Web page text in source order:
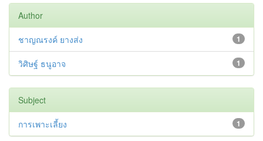
Author
1
ชาญณรงค์ ยางส่ง
1
วิศิษฐ์ ธนูอาจ
Subject
1
การเพาะเลี้ยง